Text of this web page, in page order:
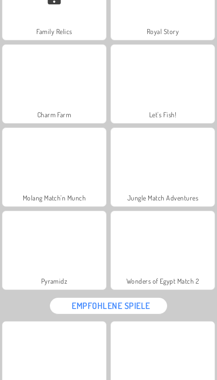
Family Relics Royal Story
Charm Farm Let's Fish!
Molang Match'n Munch Jungle Match Adventures
Pyramidz Wonders of Egypt Match 2
EMPFOHLENE SPIELE